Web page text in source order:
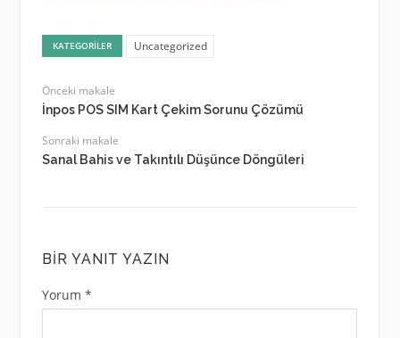
KATEGORILER Uncategorized
Önceki makale
İnpos POS SIM Kart Çekim Sorunu Çözümü
Sonraki makale
Sanal Bahis ve Takıntılı Düşünce Döngüleri
BIR YANIT YAZIN
Yorum *